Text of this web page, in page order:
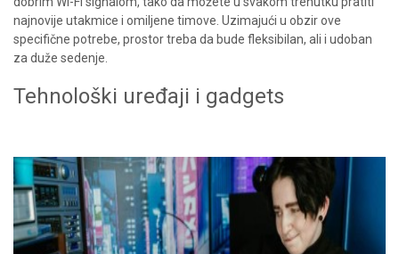
najnovije utakmice i omiljene timove. Uzimajući u obzir ove
specifične potrebe, prostor treba da bude fleksibilan, ali i udoban
za duže sedenje.
Tehnološki uređaji i gadgets